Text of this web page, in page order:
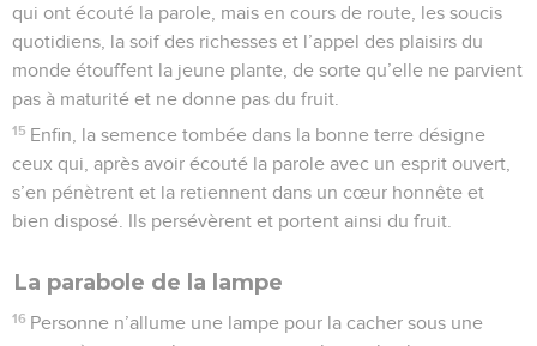
qui ont écouté la parole, mais en cours de route, les soucis
quotidiens, la soif des richesses et l’appel des plaisirs du
monde étouffent la jeune plante, de sorte qu’elle ne parvient
pas à maturité et ne donne pas du fruit.
15 Enfin, la semence tombée dans la bonne terre désigne
ceux qui, après avoir écouté la parole avec un esprit ouvert,
s’en pénètrent et la retiennent dans un cœur honnête et
bien disposé. Ils persévèrent et portent ainsi du fruit.
La parabole de la lampe
16 Personne n’allume une lampe pour la cacher sous une